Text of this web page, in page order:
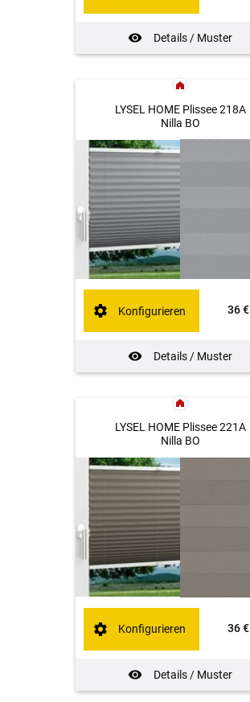
Details / Muster
LYSEL HOME Plissee 218A
Nilla BO
36 €
Details / Muster
Konfigurieren
LYSEL HOME Plissee 221A
Nilla BO
36 €
Details / Muster
Konfigurieren